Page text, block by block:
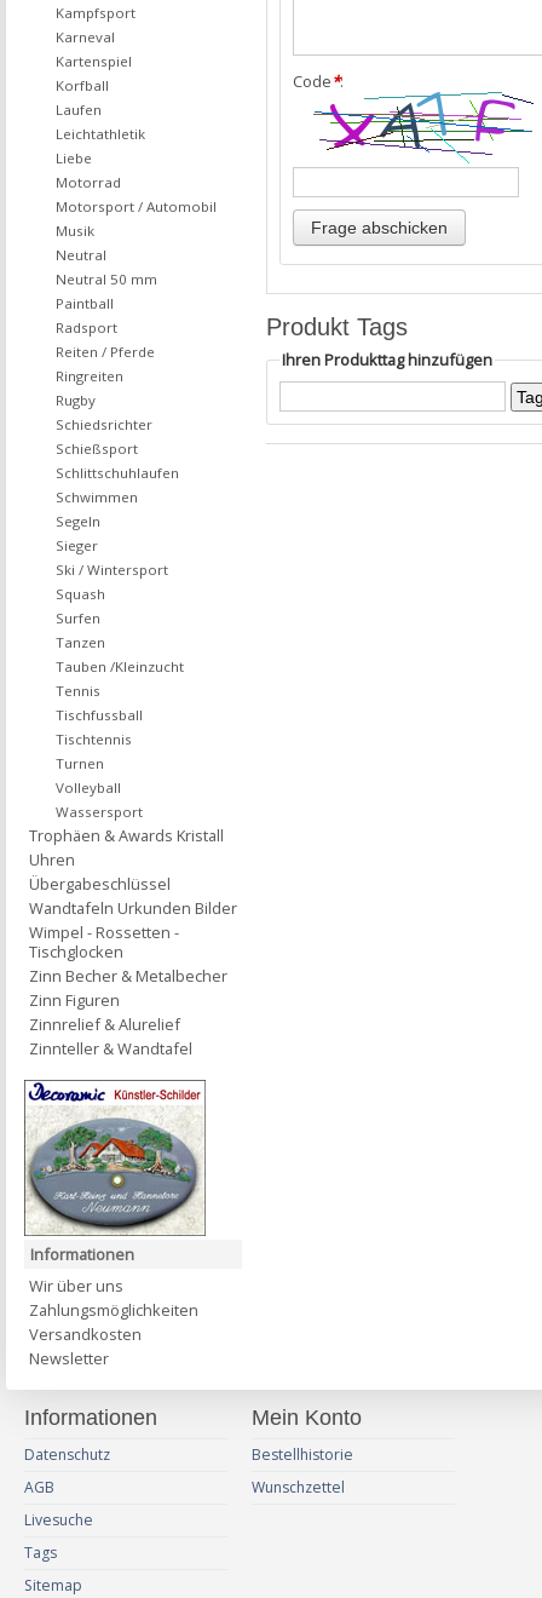
Code*:
Produkt Tags
Ihren Produkttag hinzufügen
Kampfsport
Karneval
Kartenspiel
Korfball
Laufen
Leichtathletik
Liebe
Motorrad
Motorsport / Automobil
Musik
Neutral
Neutral 50 mm
Paintball
Radsport
Reiten / Pferde
Ringreiten
Rugby
Schiedsrichter
Schießsport
Schlittschuhlaufen
Schwimmen
Segeln
Sieger
Ski / Wintersport
Squash
Surfen
Tanzen
Tauben /Kleinzucht
Tennis
Tischfussball
Tischtennis
Turnen
Volleyball
Wassersport
Trophäen & Awards Kristall
Uhren
Übergabeschlüssel
Wandtafeln Urkunden Bilder
Wimpel - Rossetten -
Tischglocken
Zinn Becher & Metalbecher
Zinn Figuren
Zinnrelief & Alurelief
Zinnteller & Wandtafel
Informationen
Wir über uns
Zahlungsmöglichkeiten
Versandkosten
Newsletter
Informationen
Datenschutz
AGB
Livesuche
Tags
Sitemap
Mein Konto
Bestellhistorie
Wunschzettel